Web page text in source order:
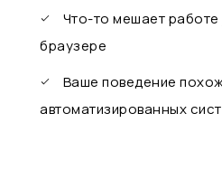
Что-то мешает
браузере
Ваше поведение
автоматизированных